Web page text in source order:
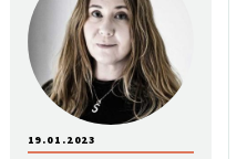
19.01.2023